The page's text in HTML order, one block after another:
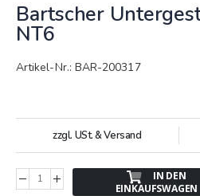
zum
Anfang
der
Bildergalerie
Bartscher
NT6
Artikel-Nr.: BAR-200317
zzgl. USt. & Versand
IN DEN
EINKAUFSWAGEN